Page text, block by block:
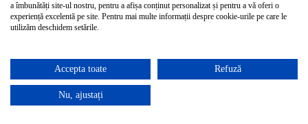
a îmbunătăți site-ul nostru, pentru a afișa conținut personalizat și pentru a vă oferi o
experiență excelentă pe site. Pentru mai multe informații despre cookie-urile pe care le
utilizăm deschidem setările.
Accepta toate Refuză
Nu, ajustați